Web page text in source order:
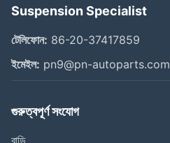
Suspension Specialist
টেলিফোন: 86-20-37417859
ইমেইল: pn9@pn-autoparts.com
গুরুত্বপূর্ণ সংযোগ